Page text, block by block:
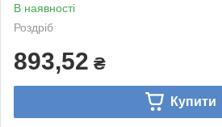
В наявності
Роздріб
893,52 ₴
Купити